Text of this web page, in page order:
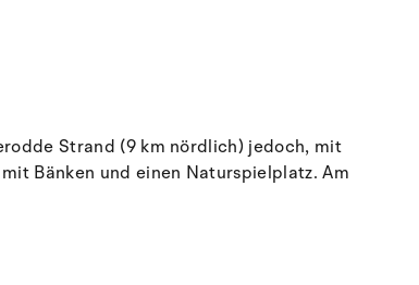
Strand (9 km nördlich) jedoch, mit
Bänken und einen Naturspielplatz. Am